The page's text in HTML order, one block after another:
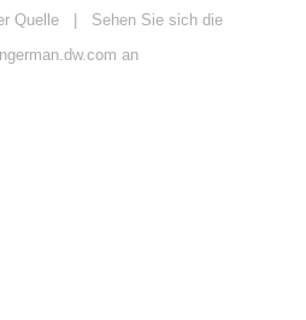
Quelle | Sehen Sie sich die
an